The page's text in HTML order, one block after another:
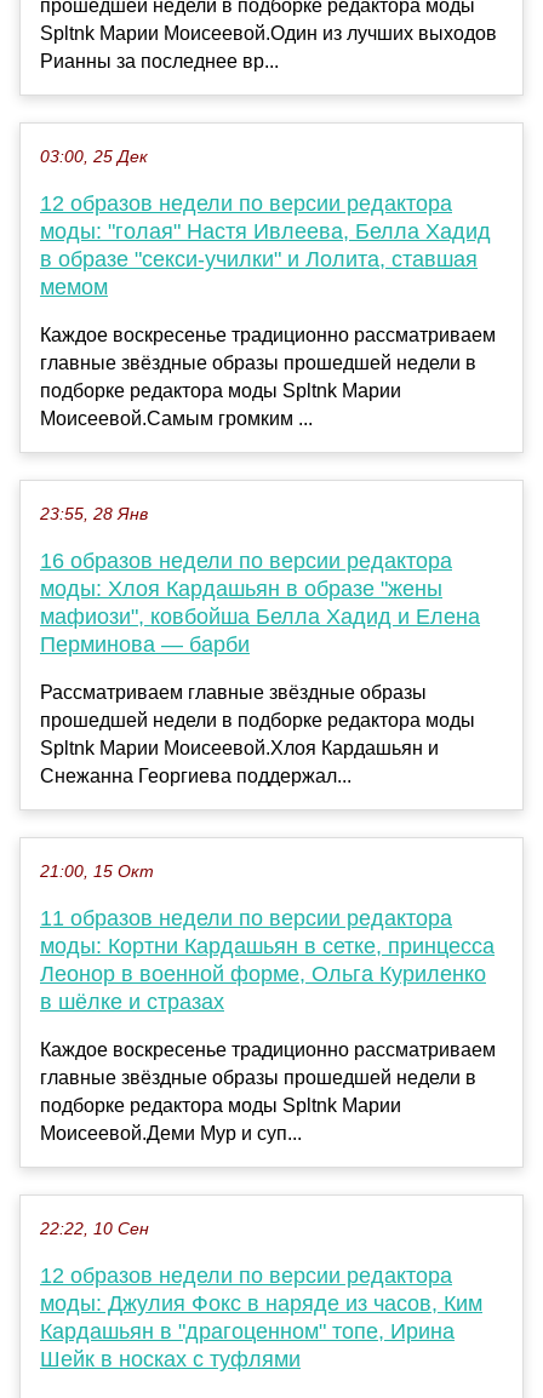
прошедшей недели в подборке редактора моды
Spltnk Марии Моисеевой.Один из лучших выходов
Рианны за последнее вр...
03:00, 25 Дек
12 образов недели по версии редактора
моды: "голая" Настя Ивлеева, Белла Хадид
в образе "секси-училки" и Лолита, ставшая
мемом
Каждое воскресенье традиционно рассматриваем
главные звёздные образы прошедшей недели в
подборке редактора моды Spltnk Марии
Моисеевой.Самым громким ...
23:55, 28 Янв
16 образов недели по версии редактора
моды: Хлоя Кардашьян в образе "жены
мафиози", ковбойша Белла Хадид и Елена
Перминова — барби
Рассматриваем главные звёздные образы
прошедшей недели в подборке редактора моды
Spltnk Марии Моисеевой.Хлоя Кардашьян и
Снежанна Георгиева поддержал...
21:00, 15 Окт
11 образов недели по версии редактора
моды: Кортни Кардашьян в сетке, принцесса
Леонор в военной форме, Ольга Куриленко
в шёлке и стразах
Каждое воскресенье традиционно рассматриваем
главные звёздные образы прошедшей недели в
подборке редактора моды Spltnk Марии
Моисеевой.Деми Мур и суп...
22:22, 10 Сен
12 образов недели по версии редактора
моды: Джулия Фокс в наряде из часов, Ким
Кардашьян в "драгоценном" топе, Ирина
Шейк в носках с туфлями